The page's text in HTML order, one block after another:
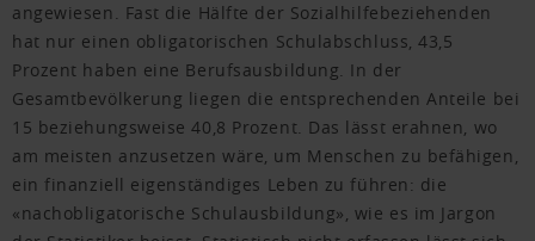
angewiesen. Fast die Hälfte der Sozialhilfebeziehenden
hat nur einen obligatorischen Schulabschluss, 43,5
Prozent haben eine Berufsausbildung. In der
Gesamtbevölkerung liegen die entsprechenden Anteile bei
15 beziehungsweise 40,8 Prozent. Das lässt erahnen, wo
am meisten anzusetzen wäre, um Menschen zu befähigen,
ein finanziell eigenständiges Leben zu führen: die
«nachobligatorische Schulausbildung», wie es im Jargon